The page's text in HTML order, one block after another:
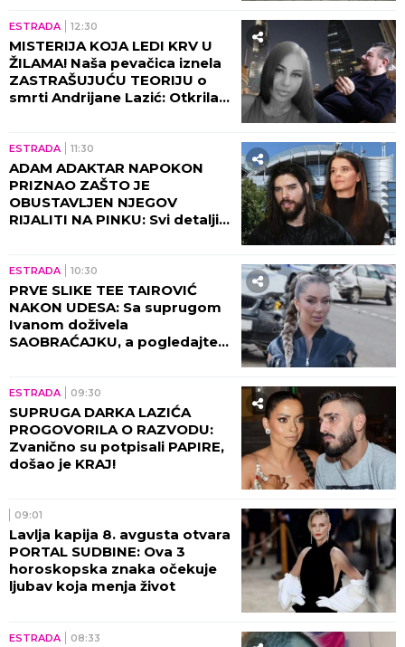
ESTRADA 12:30
MISTERIJA KOJA LEDI KRV U
ŽILAMA! Naša pevačica iznela
ZASTRAŠUJUĆU TEORIJU o
smrti Andrijane Lazić: Otkrila
ESTRADA 11:30
ADAM ADAKTAR NAPOKON
PRIZNAO ZAŠTO JE
OBUSTAVLJEN NJEGOV
RIJALITI NA PINKU: Svi detalji
ESTRADA 10:30
PRVE SLIKE TEE TAIROVIĆ
NAKON UDESA: Sa suprugom
Ivanom doživela
SAOBRAĆAJKU, a pogledajte
ESTRADA 09:30
SUPRUGA DARKA LAZIĆA
PROGOVORILA O RAZVODU:
Zvanično su potpisali PAPIRE,
došao je KRAJ!
09:01
Lavlja kapija 8. avgusta otvara
PORTAL SUDBINE: Ova 3
horoskopska znaka očekuje
ljubav koja menja život
ESTRADA 08:33